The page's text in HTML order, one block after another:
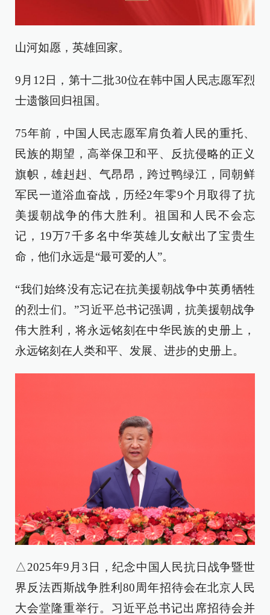
山河如愿，英雄回家。
9月12日，第十二批30位在韩中国人民志愿军烈
士遗骸回归祖国。
75年前，中国人民志愿军肩负着人民的重托、
民族的期望，高举保卫和平、反抗侵略的正义
旗帜，雄赳赳、气昂昂，跨过鸭绿江，同朝鲜
军民一道浴血奋战，历经2年零9个月取得了抗
美援朝战争的伟大胜利。祖国和人民不会忘
记，19万7千多名中华英雄儿女献出了宝贵生
命，他们永远是“最可爱的人”。
“我们始终没有忘记在抗美援朝战争中英勇牺牲
的烈士们。”习近平总书记强调，抗美援朝战争
伟大胜利，将永远铭刻在中华民族的史册上，
永远铭刻在人类和平、发展、进步的史册上。
△2025年9月3日，纪念中国人民抗日战争暨世
界反法西斯战争胜利80周年招待会在北京人民
大会堂隆重举行。习近平总书记出席招待会并